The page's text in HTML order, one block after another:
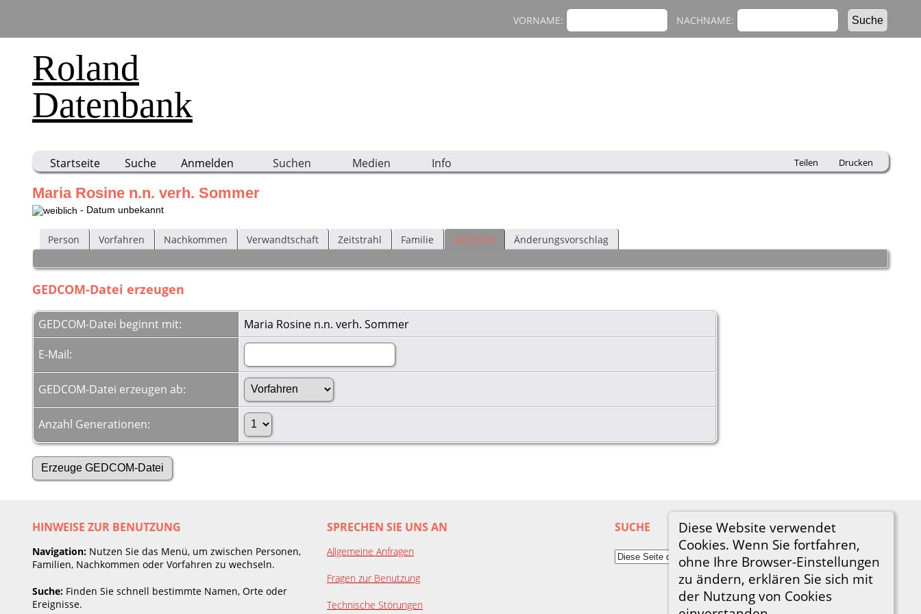
Roland
Datenbank
VORNAME: NACHNAME:
Startseite Suche Anmelden Suchen Medien Info Teilen Drucken
Diese Website verwendet
Cookies. Wenn Sie fortfahren,
ohne Ihre Browser-Einstellungen
zu ändern, erklären Sie sich mit
der Nutzung von Cookies
Maria Rosine n.n. verh. Sommer
- Datum unbekannt
Person Vorfahren Nachkommen Verwandtschaft Zeitstrahl Familie GEDCOM Änderungsvorschlag
GEDCOM-Datei erzeugen
GEDCOM-Datei beginnt mit:
Maria Rosine n.n. verh. Sommer
E-Mail:
GEDCOM-Datei erzeugen ab:
Anzahl Generationen:
HINWEISE ZUR BENUTZUNG
Navigation: Nutzen Sie das Menü, um zwischen Personen,
Familien, Nachkommen oder Vorfahren zu wechseln.
Suche: Finden Sie schnell bestimmte Namen, Orte oder
Ereignisse.
SPRECHEN SIE UNS AN
Allgemeine Anfragen
Fragen zur Benutzung
Technische Störungen
SUCHE